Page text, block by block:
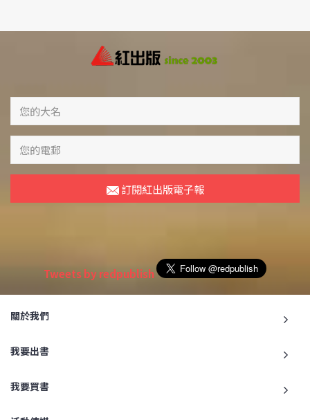
訂閱紅出版電子報
Tweets by redpublish
關於我們
我要出書
我要買書